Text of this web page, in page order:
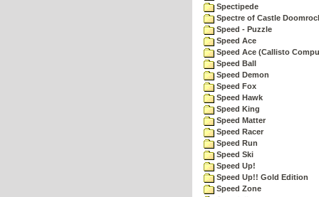
Spectipede
Spectre of Castle
Speed - Puzzle
Speed Ace
Speed Ace (Callisto
Speed Ball
Speed Demon
Speed Fox
Speed Hawk
Speed King
Speed Matter
Speed Racer
Speed Run
Speed Ski
Speed Up!
Speed Up!! Gold Edition
Speed Zone